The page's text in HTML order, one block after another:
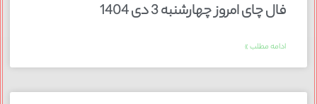
فال چای امروز چهارشنبه 3 دی 1404
ادامه مطلب »